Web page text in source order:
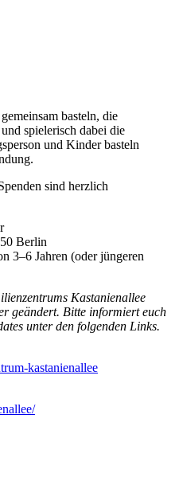
basteln, die
spielerisch dabei die
und Kinder basteln
sind herzlich
Berlin
3–6 Jahren (oder jüngeren
Kastanienallee
geändert. Bitte informiert euch
unter den folgenden Links.
kastanienallee